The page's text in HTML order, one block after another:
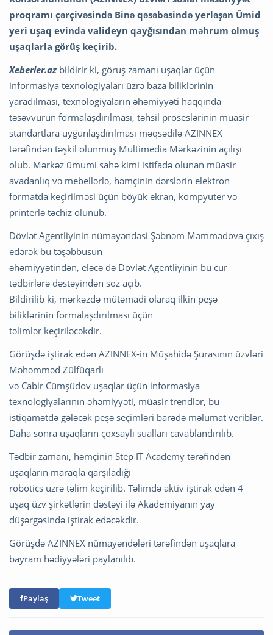
proqramı çərçivəsində Binə qəsəbəsində yerləşən Ümid
yeri uşaq evində valideyn qayğısından məhrum olmuş
uşaqlarla görüş keçirib.
Xeberler.az bildirir ki, göruş zamanı uşaqlar üçün
informasiya texnologiyaları üzrə baza biliklərinin
yaradılması, texnologiyaların əhəmiyyəti haqqında
təsəvvürün formalaşdırılması, təhsil proseslərinin müasir
standartlara uyğunlaşdırılması məqsədilə AZINNEX
tərəfindən təşkil olunmuş Multimedia Mərkəzinin açılışı
olub. Mərkəz ümumi sahə kimi istifadə olunan müasir
avadanlıq və mebellərlə, həmçinin dərslərin elektron
formatda keçirilməsi üçün böyük ekran, kompyuter və
printerlə təchiz olunub.
Dövlət Agentliyinin nümayəndəsi Şəbnəm Məmmədova çıxış
edərək bu təşəbbüsün
əhəmiyyətindən, eləcə də Dövlət Agentliyinin bu cür
tədbirlərə dəstəyindən söz açıb.
Bildirilib ki, mərkəzdə mütəmadi olaraq ilkin peşə
biliklərinin formalaşdırılması üçün
təlimlər keçiriləcəkdir.
Görüşdə iştirak edən AZINNEX-in Müşahidə Şurasının üzvləri
Məhəmməd Zülfüqarlı
və Cabir Cümşüdov uşaqlar üçün informasiya
texnologiyalarının əhəmiyyəti, müasir trendlər, bu
istiqamətdə gələcək peşə seçimləri barədə məlumat veriblər.
Daha sonra uşaqların çoxsaylı sualları cavablandırılıb.
Tədbir zamanı, həmçinin Step IT Academy tərəfindən
uşaqların maraqla qarşıladığı
robotics üzrə təlim keçirilib. Təlimdə aktiv iştirak edən 4
uşaq üzv şirkətlərin dəstəyi ilə Akademiyanın yay
düşərgəsində iştirak edəcəkdir.
Görüşdə AZINNEX nümayəndələri tərəfindən uşaqlara
bayram hədiyyələri paylanılıb.
Paylaş Tweet